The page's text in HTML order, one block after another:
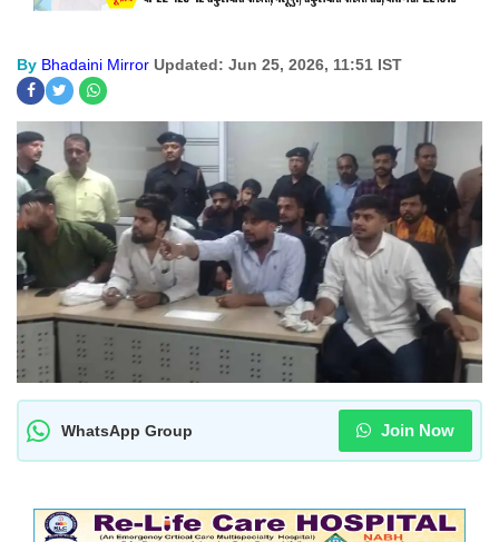
By Bhadaini Mirror Updated: Jun 25, 2026, 11:51 IST
WhatsApp Group Join Now